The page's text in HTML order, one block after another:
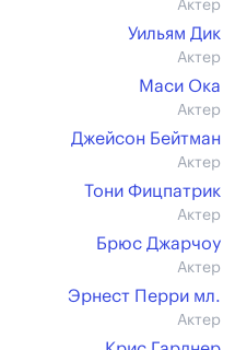
Актер
Уильям Дик
Актер
Маси Ока
Актер
Джейсон Бейтман
Актер
Тони Фицпатрик
Актер
Брюс Джарчоу
Актер
Эрнест Перри мл.
Актер